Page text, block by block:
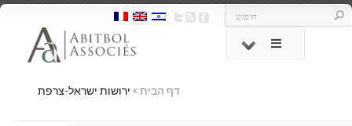
דף הבית» ירושות ישראל-צרפת